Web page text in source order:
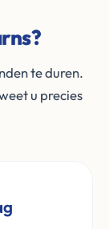
te duren.
u precies